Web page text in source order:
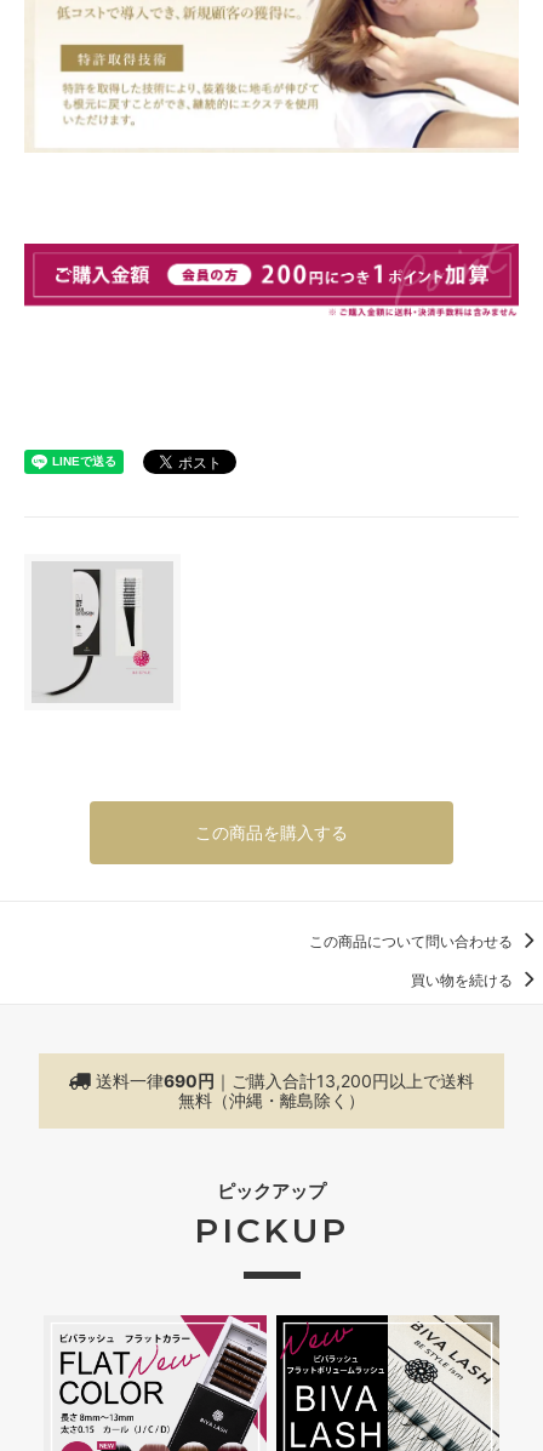
この商品を購入する
この商品について問い合わせる
買い物を続ける
送料一律690円 ｜ご購入合計13,200円以上で送料
無料（沖縄・離島除く）
ピックアップ
PICKUP